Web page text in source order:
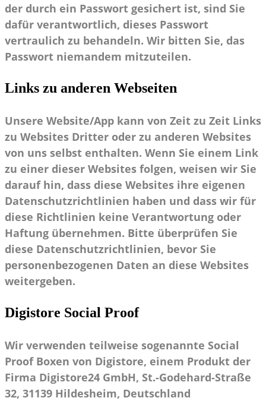
der durch ein Passwort gesichert ist, sind Sie
dafür verantwortlich, dieses Passwort
vertraulich zu behandeln. Wir bitten Sie, das
Passwort niemandem mitzuteilen.
Links zu anderen Webseiten
Unsere Website/App kann von Zeit zu Zeit Links
zu Websites Dritter oder zu anderen Websites
von uns selbst enthalten. Wenn Sie einem Link
zu einer dieser Websites folgen, weisen wir Sie
darauf hin, dass diese Websites ihre eigenen
Datenschutzrichtlinien haben und dass wir für
diese Richtlinien keine Verantwortung oder
Haftung übernehmen. Bitte überprüfen Sie
diese Datenschutzrichtlinien, bevor Sie
personenbezogenen Daten an diese Websites
weitergeben.
Digistore Social Proof
Wir verwenden teilweise sogenannte Social
Proof Boxen von Digistore, einem Produkt der
Firma Digistore24 GmbH, St.-Godehard-Straße
32, 31139 Hildesheim, Deutschland